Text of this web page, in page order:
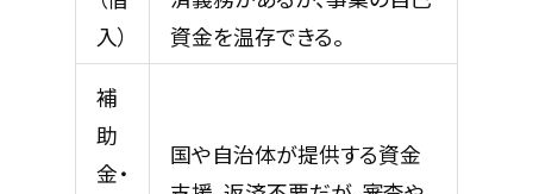
入）
資金を温存できる。
補
助
金・
国や自治体が提供する資金